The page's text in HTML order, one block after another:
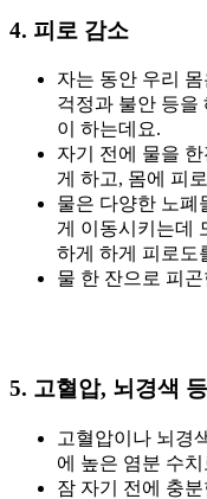
4. 피로 감소
자는 동안 우리
걱정과 불안 등을
이 하는데요.
자기 전에 물을
게 하고, 몸에 피
물은 다양한 노폐
게 이동시키는데
하게 하게 피로도
물 한 잔으로 피
5. 고혈압, 뇌경색
고혈압이나 뇌경
에 높은 염분 수
잠 자기 전에 충